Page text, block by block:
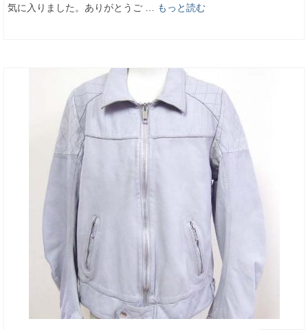
気に入りました。ありがとうご …
もっと読む